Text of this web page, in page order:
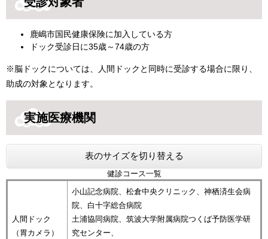
鹿嶋市国民健康保険に加入している方
ドック受診日に35歳～74歳の方
※脳ドックについては、人間ドックと同時に受診する場合に限り、
助成の対象となります。
実施医療機関
表のサイズを切り替える
健診コース一覧
人間ドック
（胃カメラ）
小山記念病院、松倉中央クリニック、神栖済生会病
院、白十字総合病院
土浦協同病院、筑波大学附属病院つくば予防医学研
究センター、